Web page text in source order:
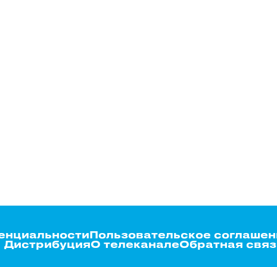
Пользовательское
ДистрибуцияО телеканалеОбратная